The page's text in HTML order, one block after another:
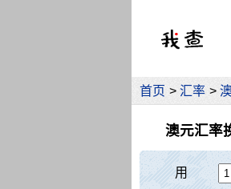
首页 > 汇率 >
澳元汇率
用